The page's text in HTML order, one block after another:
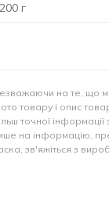
200 г
на те, що
товару і опис
точної
на інформацію,
зв'яжіться з